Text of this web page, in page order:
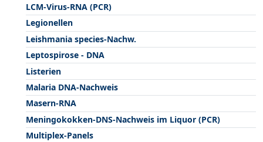
LCM-Virus-RNA (PCR)
Legionellen
Leishmania species-Nachw.
Leptospirose - DNA
Listerien
Malaria DNA-Nachweis
Masern-RNA
Meningokokken-DNS-Nachweis im Liquor (PCR)
Multiplex-Panels